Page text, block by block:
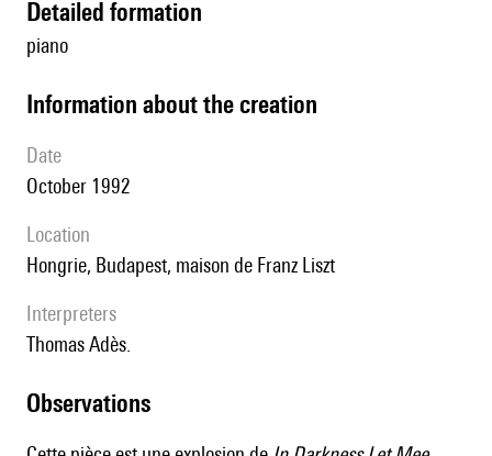
detailed formation
piano
information about the creation
date
October 1992
location
Hongrie, Budapest, maison de Franz Liszt
interpreters
Thomas Adès.
observations